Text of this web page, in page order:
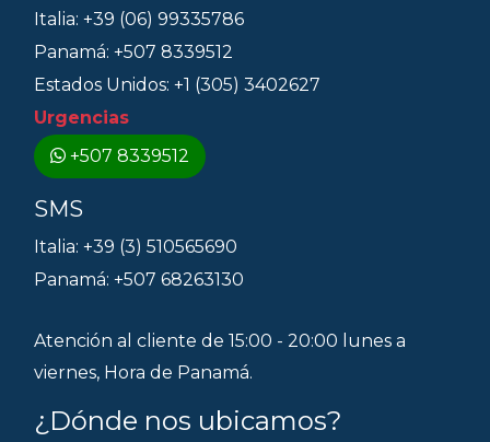
Italia: +39 (06) 99335786
Panamá: +507 8339512
Estados Unidos: +1 (305) 3402627
Urgencias
+507 8339512
SMS
Italia: +39 (3) 510565690
Panamá: +507 68263130
Atención al cliente de 15:00 - 20:00 lunes a
viernes, Hora de Panamá.
¿Dónde nos ubicamos?